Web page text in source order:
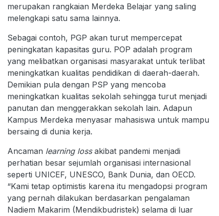
merupakan rangkaian Merdeka Belajar yang saling
melengkapi satu sama lainnya.
Sebagai contoh, PGP akan turut mempercepat
peningkatan kapasitas guru. POP adalah program
yang melibatkan organisasi masyarakat untuk terlibat
meningkatkan kualitas pendidikan di daerah-daerah.
Demikian pula dengan PSP yang mencoba
meningkatkan kualitas sekolah sehingga turut menjadi
panutan dan menggerakkan sekolah lain. Adapun
Kampus Merdeka menyasar mahasiswa untuk mampu
bersaing di dunia kerja.
Ancaman learning lossakibat pandemi menjadi
perhatian besar sejumlah organisasi internasional
seperti UNICEF, UNESCO, Bank Dunia, dan OECD.
“Kami tetap optimistis karena itu mengadopsi program
yang pernah dilakukan berdasarkan pengalaman
Nadiem Makarim (Mendikbudristek) selama di luar